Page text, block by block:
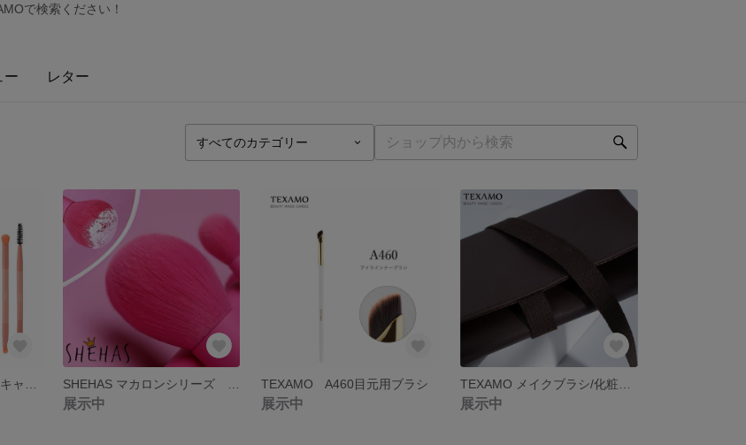
で検索ください！
ー レター
展示中
TEXAMO A460目元用ブラシ
展示中 展示中